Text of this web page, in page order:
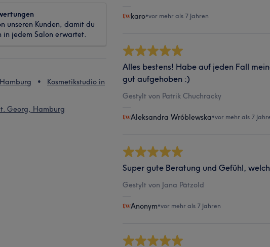
unseren Kunden, damit du
in jedem Salon erwartet.
Kosmetikstudio in
Georg, Hamburg
karo•vor mehr als 7 Jahren
Alles bestens! Habe auf jeden Fall
gut aufgehoben :)
Gestylt von Patrik Chuchracky
Aleksandra Wróblewska•vor mehr als 7
Super gute Beratung und Gefühl,
Gestylt von Jana Pätzold
Anonym•vor mehr als 7 Jahren